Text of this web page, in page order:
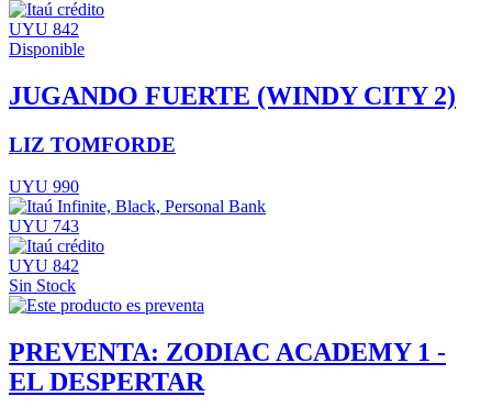
UYU 842
Disponible
JUGANDO FUERTE (WINDY CITY 2)
LIZ TOMFORDE
UYU 990
UYU 743
UYU 842
Sin Stock
PREVENTA: ZODIAC ACADEMY 1 -
EL DESPERTAR